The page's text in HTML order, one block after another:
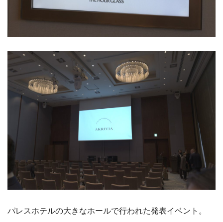
パレスホテルの大きなホールで行われた発表イベント。